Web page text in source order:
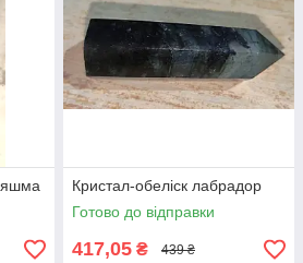
яшма
Кристал-обеліск лабрадор
Готово до відправки
417,05 ₴ 439 ₴